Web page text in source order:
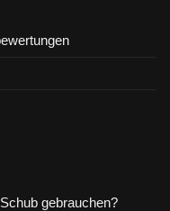
gebrauchen?